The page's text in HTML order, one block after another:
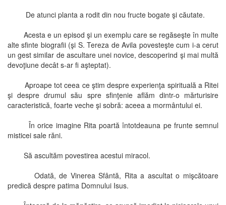
De atunci planta a rodit din nou fructe bogate şi căutate.
Acesta e un episod şi un exemplu care se regăseşte în multe
alte sfinte biografii (şi S. Tereza de Avila povesteşte cum i-a cerut
un gest similar de ascultare unei novice, descoperind şi mai multă
devoţiune decât s-ar fi aşteptat).
Aproape tot ceea ce ştim despre experienţa spirituală a Ritei
şi despre drumul său spre sfinţenie aflăm dintr-o mărturisire
caracteristică, foarte veche şi sobră: aceea a mormântului ei.
În orice imagine Rita poartă întotdeauna pe frunte semnul
misticei sale răni.
Să ascultăm povestirea acestui miracol.
Odată, de Vinerea Sfântă, Rita a ascultat o mişcătoare
predică despre patima Domnului Isus.